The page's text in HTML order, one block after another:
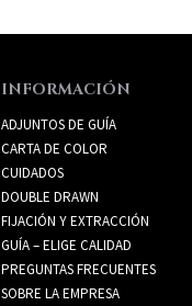
INFORMACIÓN
ADJUNTOS DE GUÍA
CARTA DE COLOR
CUIDADOS
DOUBLE DRAWN
FIJACIÓN Y EXTRACCIÓN
GUÍA – ELIGE CALIDAD
PREGUNTAS FRECUENTES
SOBRE LA EMPRESA